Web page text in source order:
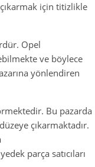
için titizlikle
Opel
ve böylece
yönlendiren
Bu pazarda
çıkarmaktadır.
parça satıcıları